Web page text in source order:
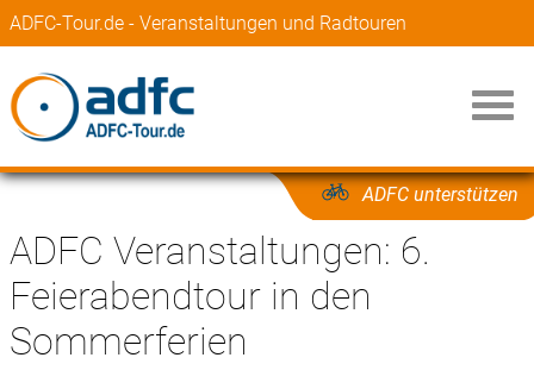
ADFC-Tour.de - Veranstaltungen und Radtouren
ADFC unterstützen
ADFC Veranstaltungen: 6.
Feierabendtour in den
Sommerferien